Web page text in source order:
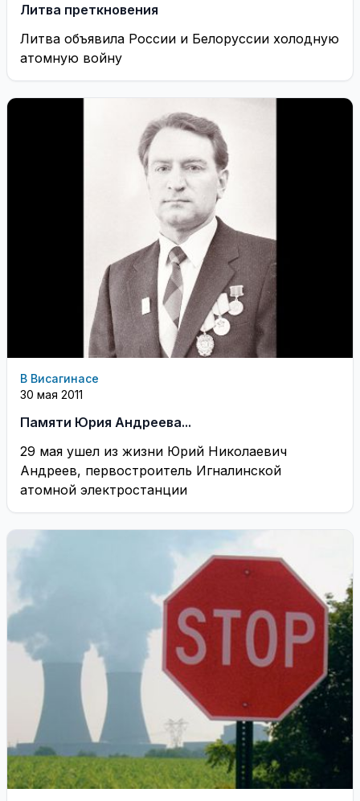
Литва преткновения
Литва объявила России и Белоруссии холодную
атомную войну
В Висагинасе
30 мая 2011
Памяти Юрия Андреева...
29 мая ушел из жизни Юрий Николаевич
Андреев, первостроитель Игналинской
атомной электростанции